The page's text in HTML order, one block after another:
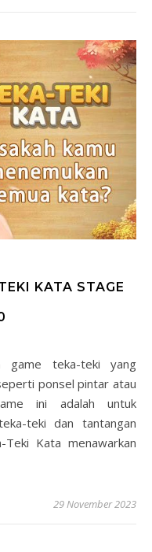
KATA STAGE
ponsel pintar atau
ini adalah untuk
teki dan tantangan
Kata menawarkan
29 November 2023